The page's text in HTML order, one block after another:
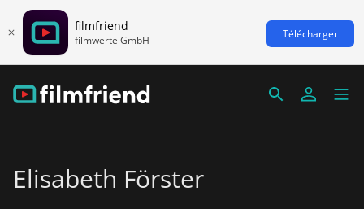
filmfriend
filmwerte GmbH Télécharger
Elisabeth Förster